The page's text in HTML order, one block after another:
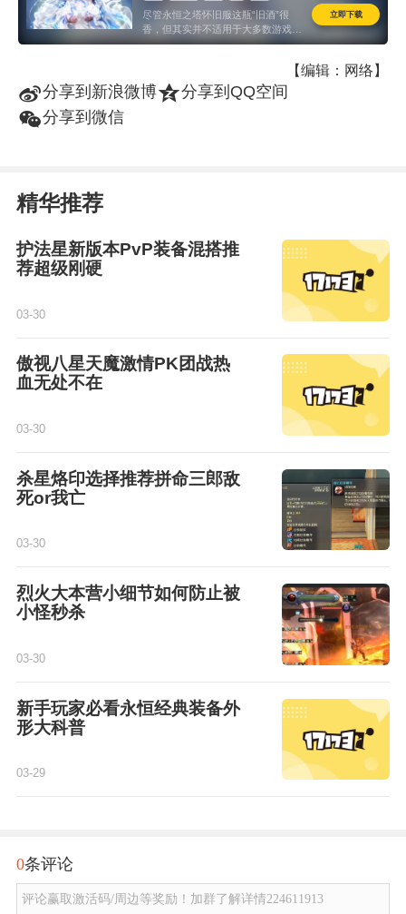
CE引擎
竞技 计时收费 怀旧
尽管永恒之塔怀旧服这瓶“旧酒”很
香，但其实并不适用于大多数游戏。
纵观当下已推出或计划推出怀旧服的
营时间基本上超过十年。结合心理学
角度看，“怀旧”行为本身就是以情感
立即下载
【编辑：网络】
t分享到新浪微博z分享到QQ空间
w分享到微信
精华推荐
护法星新版本PvP装备混搭推
荐超级刚硬
03-30
傲视八星天魔激情PK团战热
血无处不在
03-30
杀星烙印选择推荐拼命三郎敌
死or我亡
03-30
烈火大本营小细节如何防止被
小怪秒杀
03-30
新手玩家必看永恒经典装备外
形大科普
03-29
0条评论
评论赢取激活码/周边等奖励！加群了解详情224611913